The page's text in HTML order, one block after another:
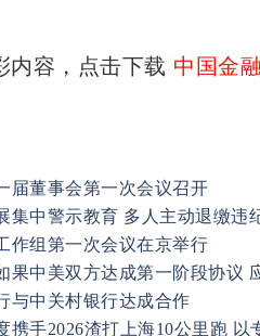
内容，点击下载 中国金
届董事会第一次会议召开
集中警示教育 多人主动退缴违
作组第一次会议在京举行
果中美双方达成第一阶段协议
与中关村银行达成合作
携手2026渣打上海10公里跑